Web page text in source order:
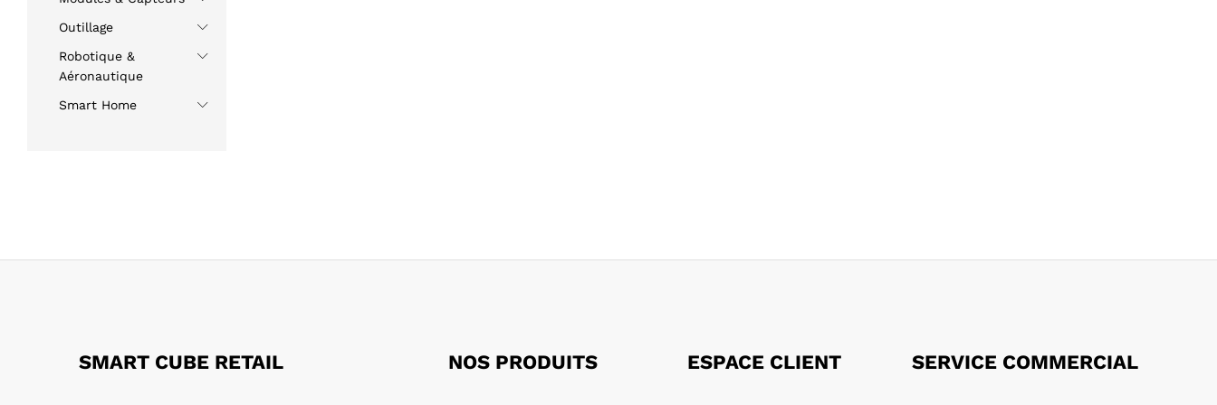
Outillage
Robotique &
Aéronautique
Smart Home
SMART CUBE RETAIL NOS PRODUITS ESPACE CLIENT SERVICE COMMERCIAL